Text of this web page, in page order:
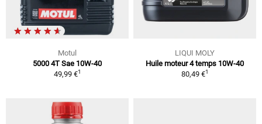
Motul
5000 4T Sae 10W-40
49,99 €1
LIQUI MOLY
Huile moteur 4 temps 10W-40
80,49 €1